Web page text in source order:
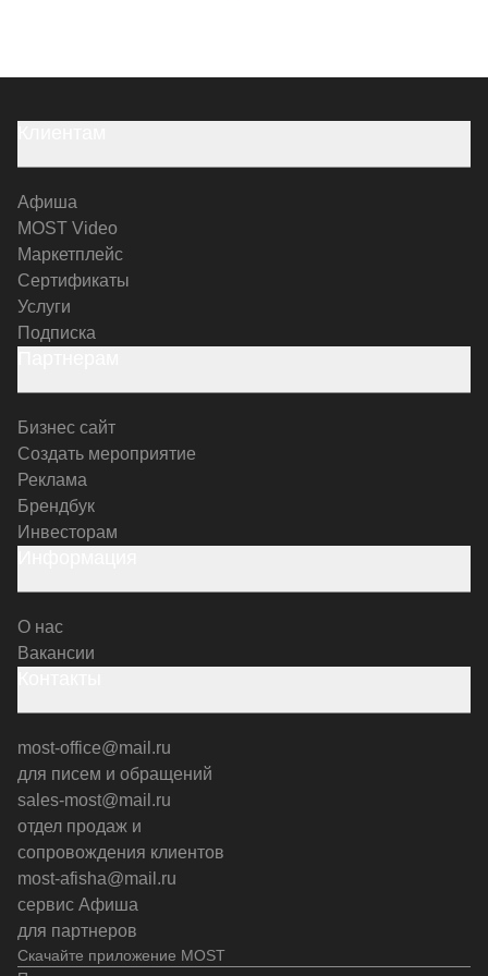
Скачайте приложение MOST
Афиша
MOST Video
Маркетплейс
Сертификаты
Услуги
Подписка
Бизнес сайт
Создать мероприятие
Реклама
Брендбук
Инвесторам
О нас
Вакансии
most-office@mail.ru
для писем и обращений
sales-most@mail.ru
отдел продаж и
сопровождения клиентов
most-afisha@mail.ru
сервис Афиша
для партнеров